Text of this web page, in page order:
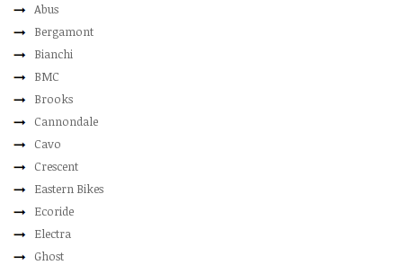
Abus
Bergamont
Bianchi
BMC
Brooks
Cannondale
Cavo
Crescent
Eastern Bikes
Ecoride
Electra
Ghost